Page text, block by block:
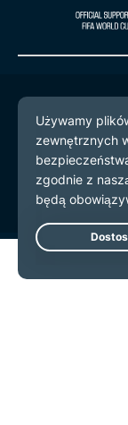
© 2026
Polityka
Warunki
preferencje